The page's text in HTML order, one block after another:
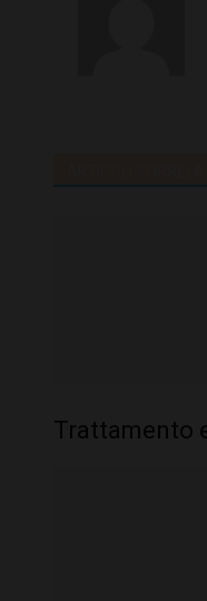
Trattamento